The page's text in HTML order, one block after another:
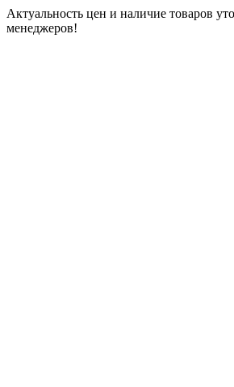
Актуальность цен и наличие товаров
менеджеров!